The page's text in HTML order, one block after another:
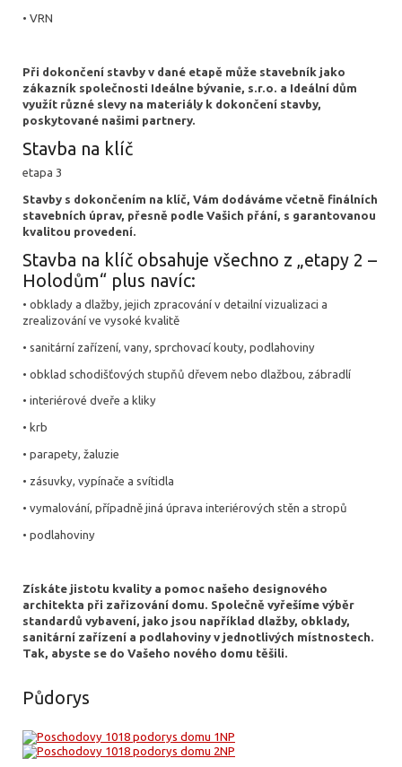
• VRN
Při dokončení stavby v dané etapě může stavebník jako
zákazník společnosti Ideálne bývanie, s.r.o. a Ideální dům
využít různé slevy na materiály k dokončení stavby,
poskytované našimi partnery.
Stavba na klíč
etapa 3
Stavby s dokončením na klíč, Vám dodáváme včetně finálních
stavebních úprav, přesně podle Vašich přání, s garantovanou
kvalitou provedení.
Stavba na klíč obsahuje všechno z „etapy 2 –
Holodům“ plus navíc:
• obklady a dlažby, jejich zpracování v detailní vizualizaci a
zrealizování ve vysoké kvalitě
• sanitární zařízení, vany, sprchovací kouty, podlahoviny
• obklad schodišťových stupňů dřevem nebo dlažbou, zábradlí
• interiérové dveře a kliky
• krb
• parapety, žaluzie
• zásuvky, vypínače a svítidla
• vymalování, případně jiná úprava interiérových stěn a stropů
• podlahoviny
Získáte jistotu kvality a pomoc našeho designového
architekta při zařizování domu. Společně vyřešíme výběr
standardů vybavení, jako jsou například dlažby, obklady,
sanitární zařízení a podlahoviny v jednotlivých místnostech.
Tak, abyste se do Vašeho nového domu těšili.
Půdorys